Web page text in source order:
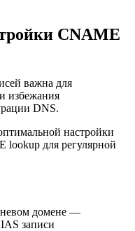
CNAME
важна для
избежания
DNS.
настройки
для регулярной
домене —
записи